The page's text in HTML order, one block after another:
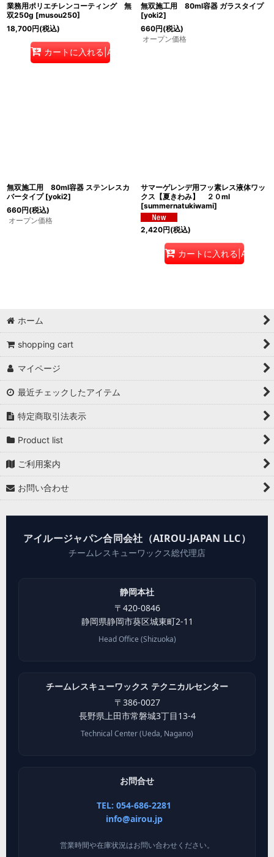
業務用ポリエチレンコーティング 無
双250g [musou250]
18,700円(税込)
カートに入れる|Add to cart
無双施工用 80ml容器 ガラスタイプ
[yoki2]
660円(税込)
オープン価格
無双施工用 80ml容器 ステンレスカ
バータイプ [yoki2]
660円(税込)
オープン価格
サマーゲレンデ用フッ素レス液体ワッ
クス【夏きわみ】 ２０ml
[summernatukiwami]
2,420円(税込)
カートに入れる|Add to
ホーム
shopping cart
マイページ
最近チェックしたアイテム
特定商取引法表示
Product list
ご利用案内
お問い合わせ
アイルージャパン合同会社（AIROU-JAPAN LLC）
チームレスキューワックス総代理店
静岡本社
〒 420-0846
静岡県静岡市葵区城東町2-11
Head Office (Shizuoka)
チームレスキューワックス テクニカルセンター
〒 386-0027
長野県上田市常磐城3丁目13-4
Technical Center (Ueda, Nagano)
お問合せ
TEL: 054-686-2281
info@airou.jp
営業時間や在庫状況はお問い合わせください。